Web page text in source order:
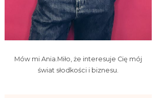
Mów mi Ania.Miło, że interesuje Cię mój
świat słodkości i biznesu.